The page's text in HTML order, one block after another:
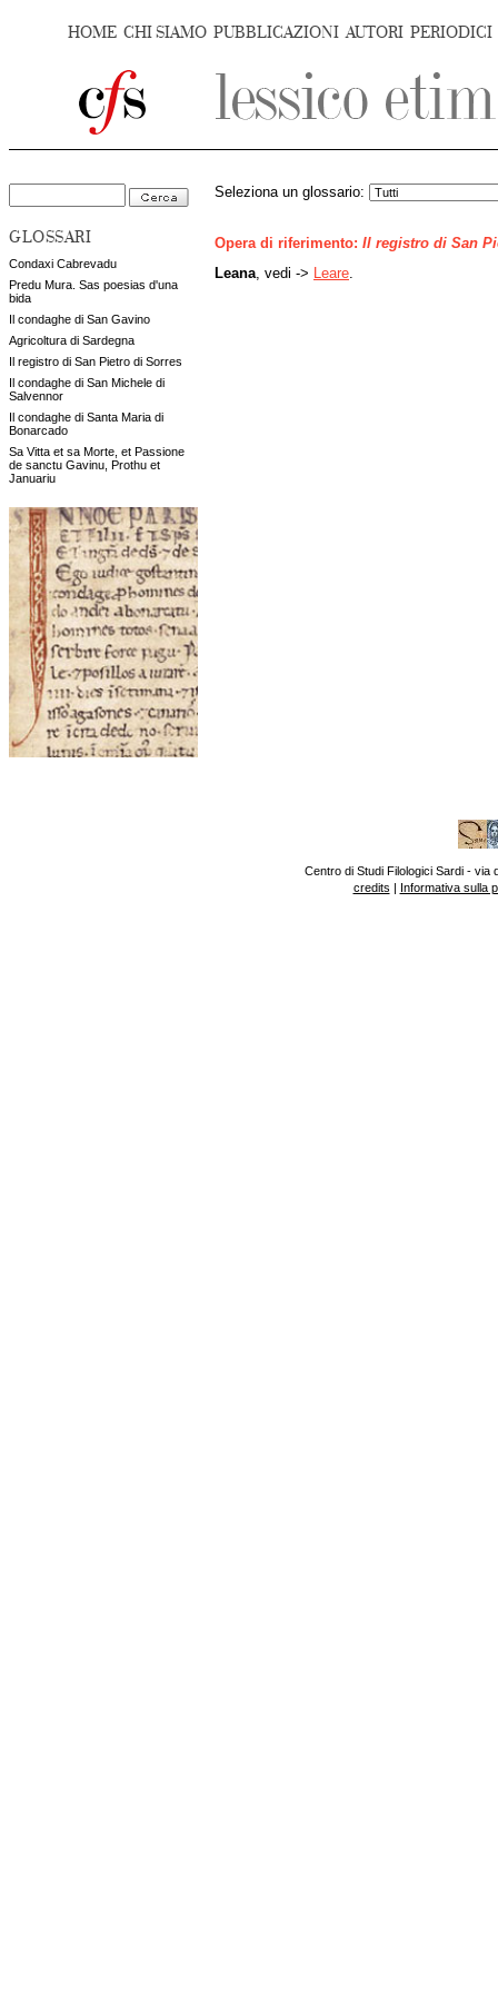
HOME CHI SIAMO PUBBLICAZIONI AUTORI PERIODICI
GLOSSARI
Condaxi Cabrevadu
Predu Mura. Sas poesias d'una
bida
Il condaghe di San Gavino
Agricoltura di Sardegna
Il registro di San Pietro di Sorres
Il condaghe di San Michele di
Salvennor
Il condaghe di Santa Maria di
Bonarcado
Sa Vitta et sa Morte, et Passione
de sanctu Gavinu, Prothu et
Januariu
Seleziona un glossario:
Opera di riferimento: Il registro di San
Leana , vedi -> Leare
Centro di Studi Filologici Sardi - via
credits | Informativa sulla